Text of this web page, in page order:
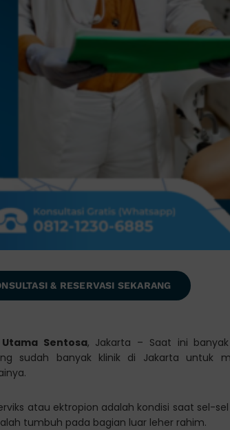
& RESERVASI SEKARANG
Sentosa, Jakarta – Saat ini
sudah banyak klinik di Jakarta untuk
atau ektropion adalah kondisi saat sel-
tumbuh pada bagian luar leher rahim.